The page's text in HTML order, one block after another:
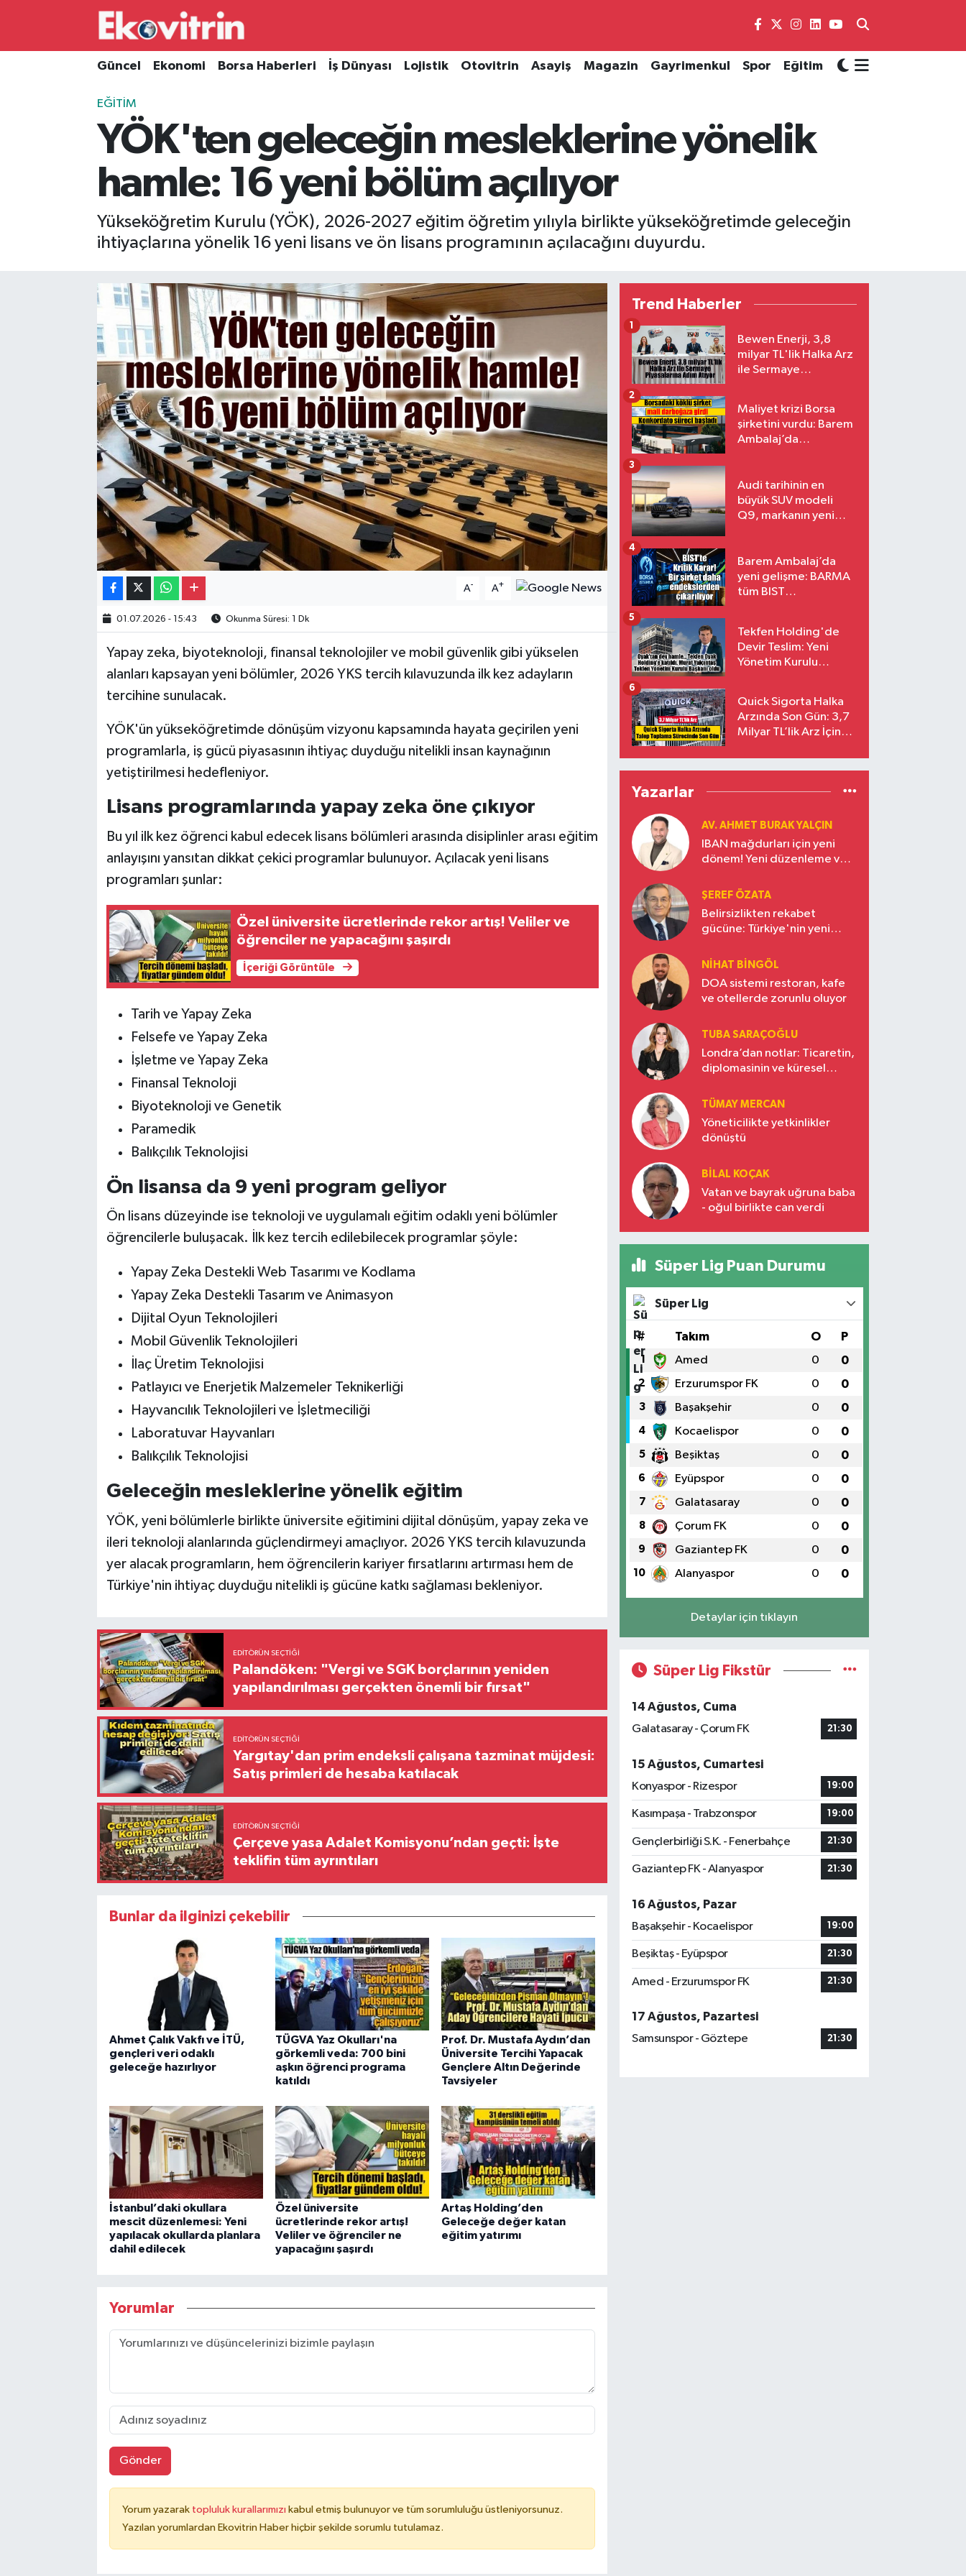
Güncel Ekonomi Borsa Haberleri İş Dünyası Lojistik Otovitrin Asayiş Magazin Gayrimenkul Spor Eğitim
EĞITIM
YÖK'ten geleceğin mesleklerine yönelik
hamle: 16 yeni bölüm açılıyor
Yükseköğretim Kurulu (YÖK), 2026-2027 eğitim öğretim yılıyla birlikte yükseköğretimde geleceğin
ihtiyaçlarına yönelik 16 yeni lisans ve ön lisans programının açılacağını duyurdu.
A- A+
01.07.2026 - 15:43 Okunma Süresi: 1 Dk
Yapay zeka, biyoteknoloji, finansal teknolojiler ve mobil güvenlik gibi yükselen
alanları kapsayan yeni bölümler, 2026 YKS tercih kılavuzunda ilk kez adayların
tercihine sunulacak.
YÖK'ün yükseköğretimde dönüşüm vizyonu kapsamında hayata geçirilen yeni
programlarla, iş gücü piyasasının ihtiyaç duyduğu nitelikli insan kaynağının
yetiştirilmesi hedefleniyor.
Lisans programlarında yapay zeka öne çıkıyor
Bu yıl ilk kez öğrenci kabul edecek lisans bölümleri arasında disiplinler arası eğitim
anlayışını yansıtan dikkat çekici programlar bulunuyor. Açılacak yeni lisans
programları şunlar:
Özel üniversite ücretlerinde rekor artış! Veliler ve
öğrenciler ne yapacağını şaşırdı
İçeriği Görüntüle
Tarih ve Yapay Zeka
Felsefe ve Yapay Zeka
İşletme ve Yapay Zeka
Finansal Teknoloji
Biyoteknoloji ve Genetik
Paramedik
Balıkçılık Teknolojisi
Ön lisansa da 9 yeni program geliyor
Ön lisans düzeyinde ise teknoloji ve uygulamalı eğitim odaklı yeni bölümler
öğrencilerle buluşacak. İlk kez tercih edilebilecek programlar şöyle:
Yapay Zeka Destekli Web Tasarımı ve Kodlama
Yapay Zeka Destekli Tasarım ve Animasyon
Dijital Oyun Teknolojileri
Mobil Güvenlik Teknolojileri
İlaç Üretim Teknolojisi
Patlayıcı ve Enerjetik Malzemeler Teknikerliği
Hayvancılık Teknolojileri ve İşletmeciliği
Laboratuvar Hayvanları
Balıkçılık Teknolojisi
Geleceğin mesleklerine yönelik eğitim
YÖK, yeni bölümlerle birlikte üniversite eğitimini dijital dönüşüm, yapay zeka ve
ileri teknoloji alanlarında güçlendirmeyi amaçlıyor. 2026 YKS tercih kılavuzunda
yer alacak programların, hem öğrencilerin kariyer fırsatlarını artırması hem de
Türkiye'nin ihtiyaç duyduğu nitelikli iş gücüne katkı sağlaması bekleniyor.
EDITÖRÜN SEÇTIĞI
Palandöken: "Vergi ve SGK borçlarının yeniden
yapılandırılması gerçekten önemli bir fırsat"
EDITÖRÜN SEÇTIĞI
Yargıtay'dan prim endeksli çalışana tazminat müjdesi:
Satış primleri de hesaba katılacak
EDITÖRÜN SEÇTIĞI
Çerçeve yasa Adalet Komisyonu’ndan geçti: İşte
teklifin tüm ayrıntıları
Bunlar da ilginizi çekebilir
Ahmet Çalık Vakfı ve İTÜ,
gençleri veri odaklı
geleceğe hazırlıyor
TÜGVA Yaz Okulları'na
görkemli veda: 700 bini
aşkın öğrenci programa
katıldı
Prof. Dr. Mustafa Aydın’dan
Üniversite Tercihi Yapacak
Gençlere Altın Değerinde
Tavsiyeler
İstanbul’daki okullara
mescit düzenlemesi: Yeni
yapılacak okullarda planlara
dahil edilecek
Özel üniversite
ücretlerinde rekor artış!
Veliler ve öğrenciler ne
yapacağını şaşırdı
Artaş Holding’den
Geleceğe değer katan
eğitim yatırımı
Yorumlar
Gönder
Yorum yazarak topluluk kurallarımızı kabul etmiş bulunuyor ve tüm sorumluluğu üstleniyorsunuz.
Yazılan yorumlardan Ekovitrin Haber hiçbir şekilde sorumlu tutulamaz.
Trend Haberler
Bewen Enerji, 3,8
milyar TL'lik Halka Arz
ile Sermaye
1
Maliyet krizi Borsa
şirketini vurdu: Barem
Ambalaj’da
2
Audi tarihinin en
büyük SUV modeli
Q9, markanın yeni
3
Barem Ambalaj’da
yeni gelişme: BARMA
tüm BIST
4
Tekfen Holding'de
Devir Teslim: Yeni
Yönetim Kurulu
5
Quick Sigorta Halka
Arzında Son Gün: 3,7
Milyar TL’lik Arz İçin
Eriyor
6
Yazarlar
AV. AHMET BURAK YALÇIN
IBAN mağdurları için yeni
dönem! Yeni düzenleme ve
ŞEREF ÖZATA
Belirsizlikten rekabet
gücüne: Türkiye'nin yeni
NIHAT BINGÖL
DOA sistemi restoran, kafe
ve otellerde zorunlu oluyor
TUBA SARAÇOĞLU
Londra’dan notlar: Ticaretin,
diplomasinin ve küresel
Türkiye’nin yükselen gücü
TÜMAY MERCAN
Yöneticilikte yetkinlikler
dönüştü
BILAL KOÇAK
Vatan ve bayrak uğruna baba
- oğul birlikte can verdi
Süper Lig Puan Durumu
Süper Lig
# Takım O P
1 Amed 0 0
2 Erzurumspor FK 0 0
3 Başakşehir 0 0
4 Kocaelispor 0 0
5 Beşiktaş 0 0
6 Eyüpspor 0 0
7 Galatasaray 0 0
8 Çorum FK 0 0
9 Gaziantep FK 0 0
10 Alanyaspor 0 0
Detaylar için tıklayın
Süper Lig Fikstür
14 Ağustos, Cuma
Galatasaray - Çorum FK
21:30
15 Ağustos, Cumartesi
Konyaspor - Rizespor
19:00
Kasımpaşa - Trabzonspor 19:00
Gençlerbirliği S.K. - Fenerbahçe 21:30
Gaziantep FK - Alanyaspor 21:30
16 Ağustos, Pazar
Başakşehir - Kocaelispor
19:00
Beşiktaş - Eyüpspor 21:30
Amed - Erzurumspor FK 21:30
17 Ağustos, Pazartesi
Samsunspor - Göztepe
21:30
Güncel
Borsa Haberleri
Gayrimenkul
Hava Durumu
Süper Lig Puan Durumu ve Fikstür
Tüm Manşetler
Son Dakika Haberleri
Haber Arşivi